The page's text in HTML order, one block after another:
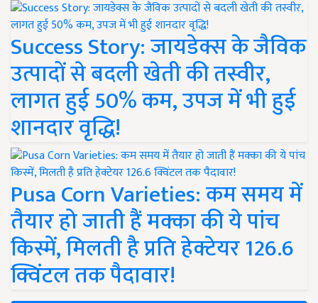
Success Story: जायडेक्स के जैविक
उत्पादों से बदली खेती की तस्वीर,
लागत हुई 50% कम, उपज में भी हुई
शानदार वृद्धि!
Pusa Corn Varieties: कम समय में
तैयार हो जाती हैं मक्का की ये पांच
किस्में, मिलती है प्रति हेक्टेयर 126.6
क्विंटल तक पैदावार!